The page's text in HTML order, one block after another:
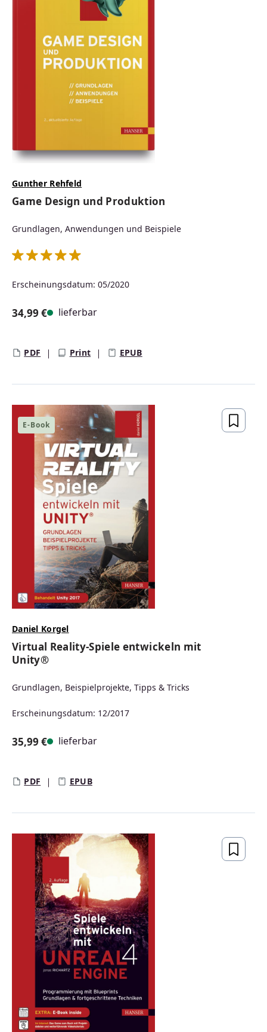
Gunther Rehfeld
Game Design und Produktion
Grundlagen, Anwendungen und Beispiele
Erscheinungsdatum: 05/2020
34,99 € lieferbar
PDF Print EPUB
E-Book
Daniel Korgel
Virtual Reality-Spiele entwickeln mit
Unity®
Grundlagen, Beispielprojekte, Tipps & Tricks
Erscheinungsdatum: 12/2017
35,99 € lieferbar
PDF EPUB